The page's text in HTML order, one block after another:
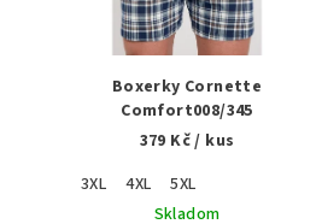
Boxerky Cornette
Comfort008/345
379 Kč/ kus
3XL
4XL
5XL
Skladom